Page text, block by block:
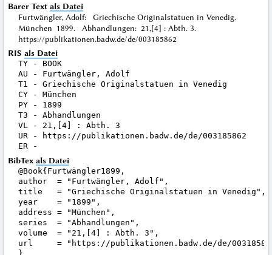
Barer Text als Datei
Furtwängler, Adolf: Griechische Originalstatuen in Venedig.
München 1899. Abhandlungen: 21,[4] : Abth. 3.
https://publikationen.badw.de/de/003185862
RIS als Datei
TY - BOOK
AU - Furtwängler, Adolf
T1 - Griechische Originalstatuen in Venedig
CY - München
PY - 1899
T3 - Abhandlungen
VL - 21,[4] : Abth. 3
UR - https://publikationen.badw.de/de/003185862
BibTex als Datei
@Book{Furtwängler1899,
author  = "Furtwängler, Adolf",
title   = "Griechische Originalstatuen in Venedig",
year    = "1899",
address = "München",
series  = "Abhandlungen",
volume  = "21,[4] : Abth. 3",
url     = "https://publikationen.badw.de/de/